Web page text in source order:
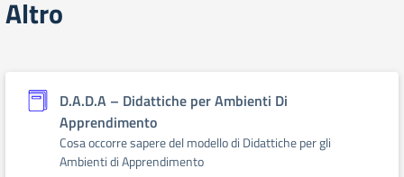
Altro
D.A.D.A – Didattiche per Ambienti Di
Apprendimento
Cosa occorre sapere del modello di Didattiche per gli
Ambienti di Apprendimento